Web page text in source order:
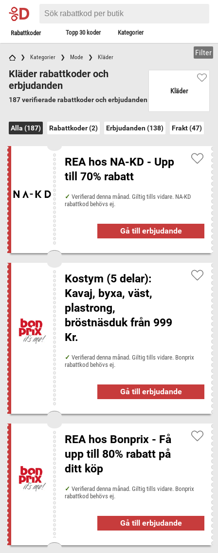
Rabattkoder Topp 30 koder Kategorier
Kategorier Mode Kläder
Kläder
Kläder rabattkoder och
erbjudanden
187 verifierade rabattkoder och erbjudanden
Alla (187) Rabattkoder (2) Erbjudanden (138) Frakt (47)
REA hos NA-KD - Upp
till 70% rabatt
Verifierad denna månad. Giltig tills vidare. NA-KD
rabattkod behövs ej.
Gå till erbjudande
Kostym (5 delar):
Kavaj, byxa, väst,
plastrong,
bröstnäsduk från 999
Kr.
Verifierad denna månad. Giltig tills vidare. Bonprix
rabattkod behövs ej.
Gå till erbjudande
REA hos Bonprix - Få
upp till 80% rabatt på
ditt köp
Verifierad denna månad. Giltig tills vidare. Bonprix
rabattkod behövs ej.
Gå till erbjudande
Filter